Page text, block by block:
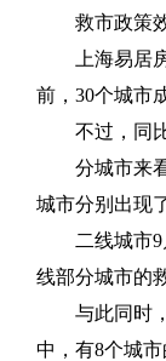
救市政策
上海易居
前， 30个城市
不过，同
分城市来
城市分别出现
二线城市9
线部分城市的
与此同时
中，有8个城市